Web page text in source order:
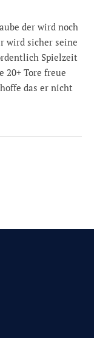
der wird noch
wird sicher seine
Spielzeit
20+ Tore freue
das er nicht